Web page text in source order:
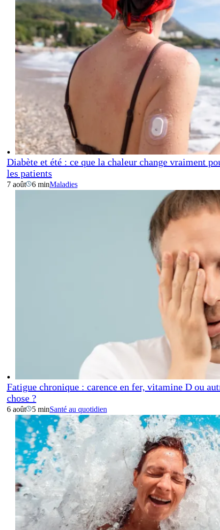
Diabète et été : ce que la chaleur change vraiment
les patients
7 août 6 minMaladies
Fatigue chronique : carence en fer, vitamine D ou
chose ?
6 août 5 minSanté au quotidien